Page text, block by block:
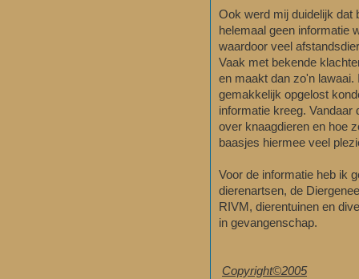
Ook werd mij duidelijk dat
helemaal geen informatie
waardoor veel
Vaak met bekende
en maakt dan zo'n
gemakkelijk opgelost
informatie kreeg.
over knaagdieren en hoe
baasjes hiermee veel
Voor de informatie heb ik
dierenartsen, de
RIVM, dierentuinen en
in gevangenschap.
Copyright©2005